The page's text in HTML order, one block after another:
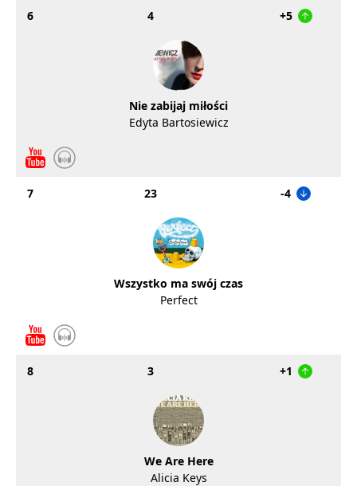
6 4 +5
Nie zabijaj miłości
Edyta Bartosiewicz
7 23 -4
Wszystko ma swój czas
Perfect
8 3 +1
We Are Here
Alicia Keys